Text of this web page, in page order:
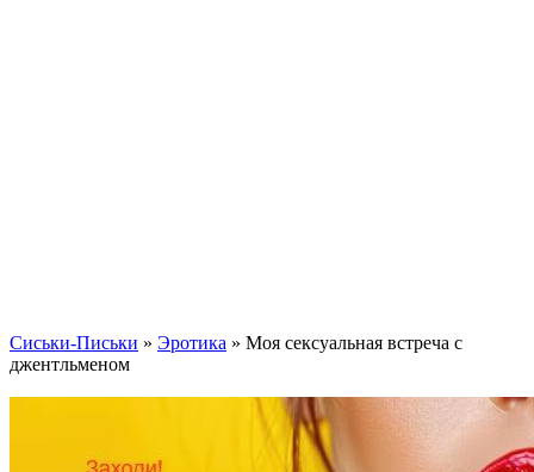
Сиськи-Письки » Эротика » Моя сексуальная встреча с
джентльменом